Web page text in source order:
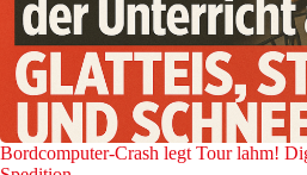
Bordcomputer-Crash legt Tour lahm!